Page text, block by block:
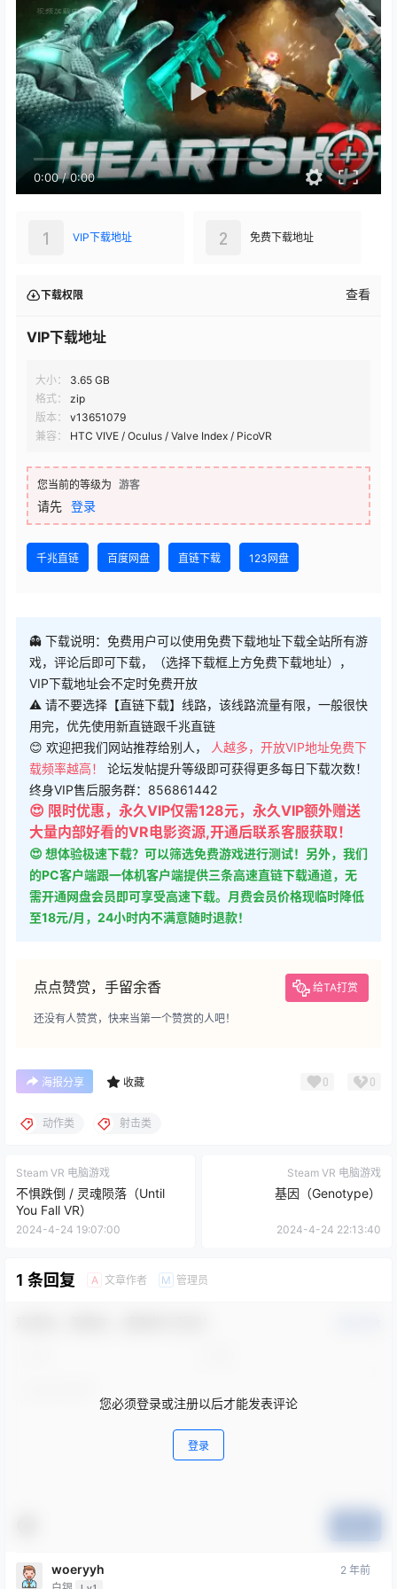
0:00/0:00
VIP下载地址
1 免费下载地址
2
下载权限 查看
VIP下载地址
大小：
3.65 GB
格式：
zip
版本：
v13651079
兼容：
HTC VIVE / Oculus / Valve Index / PicoVR
您当前的等级为 游客
请先 登录
千兆直链 百度网盘 直链下载 123网盘
👻 下载说明：免费用户可以使用免费下载地址下载全站所有游
戏，评论后即可下载，（选择下载框上方免费下载地址），
VIP下载地址会不定时免费开放
⚠ 请不要选择【直链下载】线路，该线路流量有限，一般很快
用完，优先使用新直链跟千兆直链
😊 欢迎把我们网站推荐给别人，
人越多，开放VIP地址免费下
载频率越高！ 论坛发帖提升等级即可获得更多每日下载次数！
终身VIP售后服务群：856861442
😍 限时优惠，永久VIP仅需128元，永久VIP额外赠送
大量内部好看的VR电影资源,开通后联系客服获取！
😍 想体验极速下载？可以筛选免费游戏进行测试！另外，我们
的PC客户端跟一体机客户端提供三条高速直链下载通道，无
需开通网盘会员即可享受高速下载。月费会员价格现临时降低
至18元/月，24小时内不满意随时退款！
点点赞赏，手留余香 给TA打赏
还没有人赞赏，快来当第一个赞赏的人吧！
海报分享 收藏 0 0
动作类 射击类
Steam VR 电脑游戏
不惧跌倒 / 灵魂陨落（Until
You Fall VR）
2024-4-24 19:07:00
Steam VR 电脑游戏
基因（Genotype）
2024-4-24 22:13:40
1 条回复 A 文章作者 M 管理员
您必须登录或注册以后才能发表评论
登录
woeryyh 2 年前